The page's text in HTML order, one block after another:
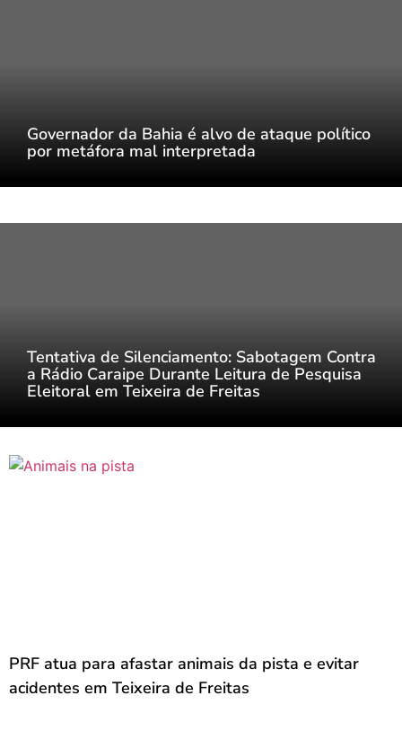
Governador da Bahia é alvo de ataque político
por metáfora mal interpretada
Tentativa de Silenciamento: Sabotagem Contra
a Rádio Caraipe Durante Leitura de Pesquisa
Eleitoral em Teixeira de Freitas
PRF atua para afastar animais da pista e evitar
acidentes em Teixeira de Freitas